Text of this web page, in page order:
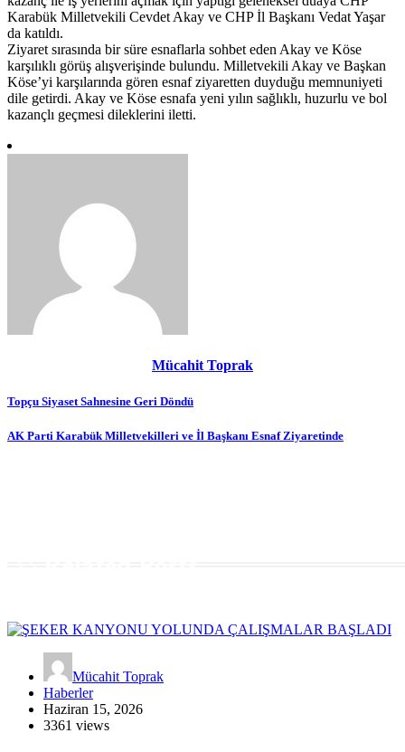
Karabük Milletvekili Cevdet Akay ve CHP İl Başkanı Vedat Yaşar
da katıldı.
Ziyaret sırasında bir süre esnaflarla sohbet eden Akay ve Köse
karşılıklı görüş alışverişinde bulundu. Milletvekili Akay ve Başkan
Köse’yi karşılarında gören esnaf ziyaretten duyduğu memnuniyeti
dile getirdi. Akay ve Köse esnafa yeni yılın sağlıklı, huzurlu ve bol
kazançlı geçmesi dileklerini iletti.
Mücahit Toprak
Yazı
gezinmesi
Topçu Siyaset Sahnesine Geri Döndü
AK Parti Karabük Milletvekilleri ve İl Başkanı Esnaf Ziyaretinde
Mücahit Toprak
Haberler
Haziran 15, 2026
3361 views